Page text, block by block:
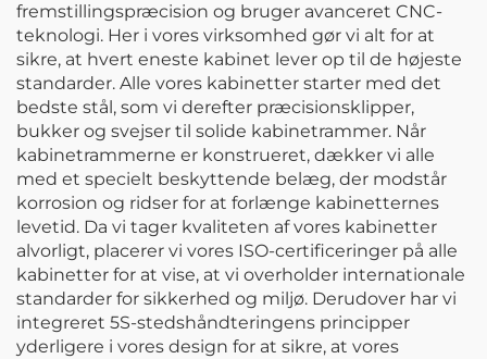
fremstillingspræcision og bruger avanceret CNC-
teknologi. Her i vores virksomhed gør vi alt for at
sikre, at hvert eneste kabinet lever op til de højeste
standarder. Alle vores kabinetter starter med det
bedste stål, som vi derefter præcisionsklipper,
bukker og svejser til solide kabinetrammer. Når
kabinetrammerne er konstrueret, dækker vi alle
med et specielt beskyttende belæg, der modstår
korrosion og ridser for at forlænge kabinetternes
levetid. Da vi tager kvaliteten af vores kabinetter
alvorligt, placerer vi vores ISO-certificeringer på alle
kabinetter for at vise, at vi overholder internationale
standarder for sikkerhed og miljø. Derudover har vi
integreret 5S-stedshåndteringens principper
yderligere i vores design for at sikre, at vores